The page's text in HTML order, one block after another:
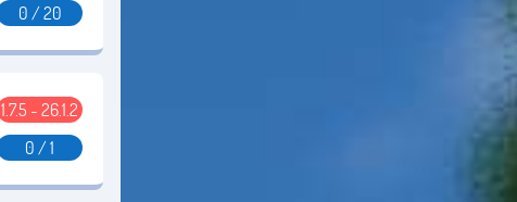
0 / 20
1.7.5 - 26.1.2
0 / 1